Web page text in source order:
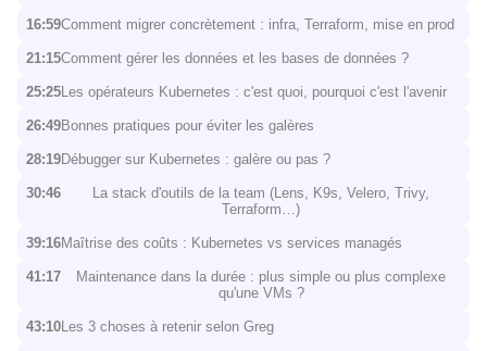
16:59Comment migrer concrètement : infra, Terraform, mise en prod
21:15Comment gérer les données et les bases de données ?
25:25Les opérateurs Kubernetes : c'est quoi, pourquoi c'est l'avenir
26:49Bonnes pratiques pour éviter les galères
28:19Débugger sur Kubernetes : galère ou pas ?
30:46
La stack d'outils de la team (Lens, K9s, Velero, Trivy,
Terraform…)
39:16Maîtrise des coûts : Kubernetes vs services managés
41:17
Maintenance dans la durée : plus simple ou plus complexe
qu'une VMs ?
43:10Les 3 choses à retenir selon Greg